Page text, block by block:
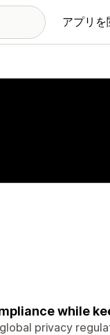
アプリを
while
privacy